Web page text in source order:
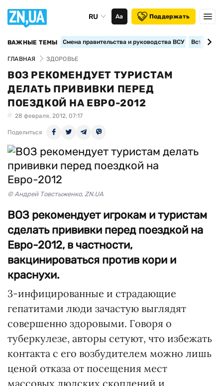
RU Аа Поддержать
ВАЖНЫЕ ТЕМЫ Смена правительства и руководства ВСУ
ГЛАВНАЯ ЗДОРОВЬЕ
ВОЗ РЕКОМЕНДУЕТ ТУРИСТАМ
ДЕЛАТЬ ПРИВИВКИ ПЕРЕД
ПОЕЗДКОЙ НА ЕВРО-2012
28 февраля, 2012, 07:17
Поделиться
© Андрей Товстыженко, ZN.UA
ВОЗ рекомендует игрокам и туристам
сделать прививки перед поездкой на
Евро-2012, в частности,
вакцинироваться против кори и
краснухи.
3-инфицированные и страдающие
гепатитами люди зачастую выглядят
совершенно здоровыми. Говоря о
туберкулезе, авторы сетуют, что избежать
контакта с его возбудителем можно лишь
ценой отказа от посещения мест
массовых людских скоплений и